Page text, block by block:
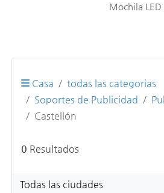
Mochila LED
Casa
todas las categorias
Soportes de Publicidad
Castellón
0 Resultados
Todas las ciudades